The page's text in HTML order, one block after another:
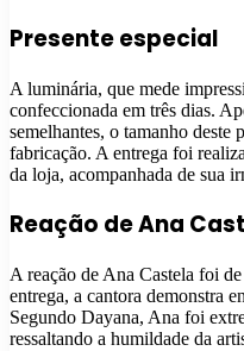
Presente especial
A luminária, que mede
confeccionada em três dias.
semelhantes, o tamanho deste
fabricação. A entrega foi
da loja, acompanhada de sua
Reação de Ana
A reação de Ana Castela foi
entrega, a cantora demonstra
Segundo Dayana, Ana foi
ressaltando a humildade da